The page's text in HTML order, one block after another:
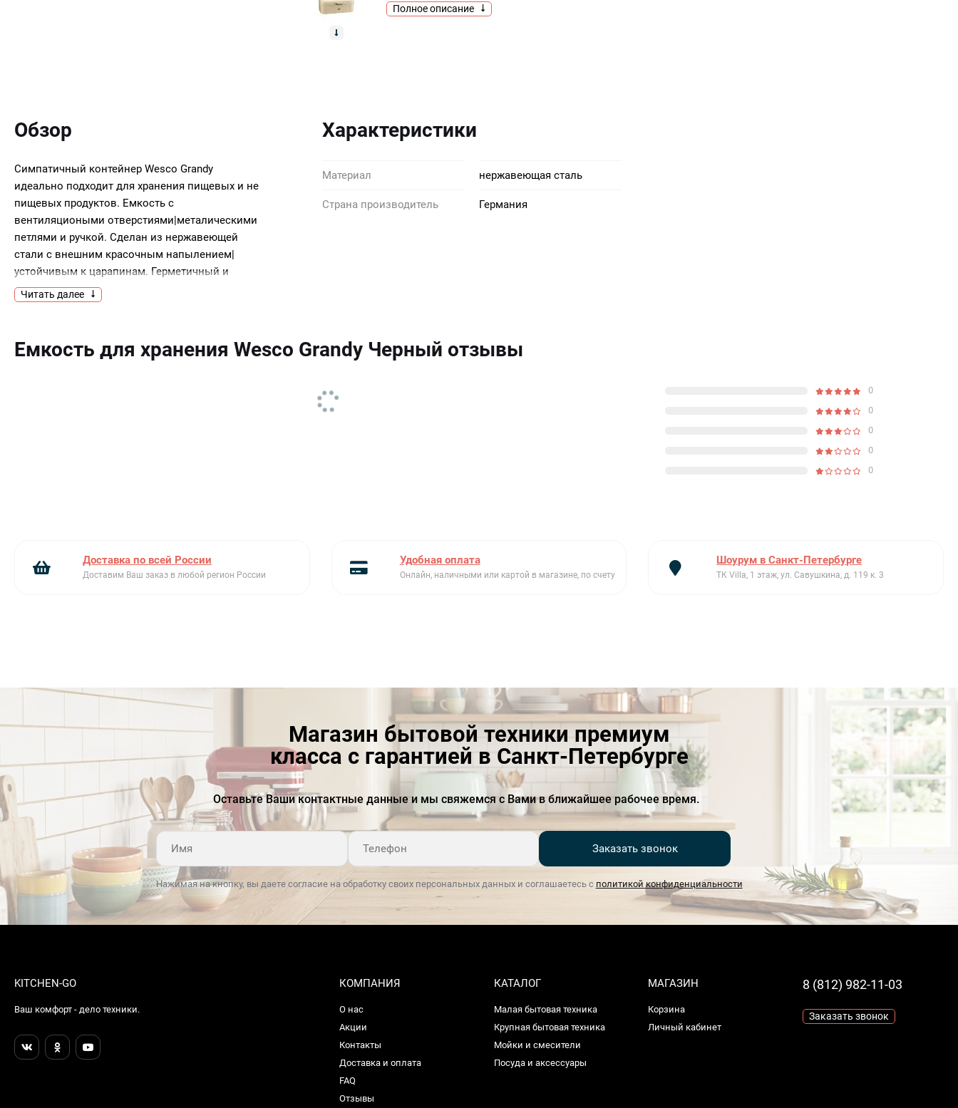
Полное описание
Обзор
Симпатичный контейнер Wesco Grandy
идеально подходит для хранения пищевых и не
пищевых продуктов. Емкость с
вентиляциоными отверстиями|металическими
петлями и ручкой. Сделан из нержавеющей
стали с внешним красочным напылением|
устойчивым к царапинам. Герметичный и
вместительный бокс найдет свое место в
вашем доме. Не мыть в посудомоечной
Читать далее
Характеристики
Материал нержавеющая сталь
Страна производитель Германия
Емкость для хранения Wesco Grandy Черный отзывы
0
0
0
0
0
Доставка по всей России
Доставим Ваш заказ в любой регион России
Удобная оплата
Онлайн, наличными или картой в магазине, по счету
Шоурум в Санкт-Петербурге
ТК Villa, 1 этаж, ул. Савушкина, д. 119 к. 3
Магазин бытовой техники премиум
класса с гарантией в Санкт-Петербурге
Оставьте Ваши контактные данные и мы свяжемся с Вами в ближайшее рабочее время.
Заказать звонок
Нажимая на кнопку, вы даете согласие на обработку своих персональных данных и соглашаетесь с политикой конфиденциальности
KITCHEN-GO
Ваш комфорт - дело техники.
КОМПАНИЯ
О нас
Акции
Контакты
Доставка и оплата
FAQ
Отзывы
КАТАЛОГ
Малая бытовая техника
Крупная бытовая техника
Мойки и смесители
Посуда и аксессуары
МАГАЗИН
Корзина
Личный кабинет
8 (812) 982-11-03
Заказать звонок